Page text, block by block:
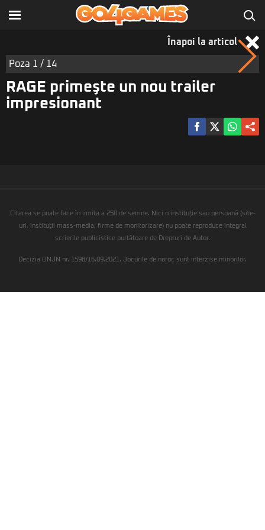
Înapoi la articol
Poza 1 / 14
RAGE primeşte un nou trailer
impresionant
Citarea se poate face în limita a 250 de semne. Nici o instituţie sau persoană (site-
uri, instituţii mass-media, firme de monitorizare) nu poate reproduce integral
scrierile publicistice purtătoare de Drepturi de Autor.
Decizia ONJN nr. 1598/16.09.2021. Jocurile de noroc sunt interzise minorilor.